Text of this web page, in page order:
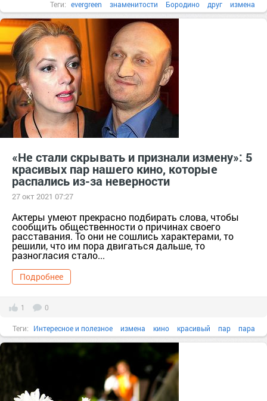
Теги: evergreen знаменитости Бородино друг измена
«Не стали скрывать и признали измену»: 5
красивых пар нашего кино, которые
распались из-за неверности
27 окт 2021 07:27
Актеры умеют прекрасно подбирать слова, чтобы
сообщить общественности о причинах своего
расставания. То они не сошлись характерами, то
решили, что им пора двигаться дальше, то
разногласия стало...
Подробнее
1 0
Теги: Интересное и полезное измена кино красивый пар пара